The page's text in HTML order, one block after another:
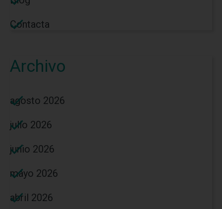
Contacta
Archivo
agosto 2026
julio 2026
junio 2026
mayo 2026
abril 2026